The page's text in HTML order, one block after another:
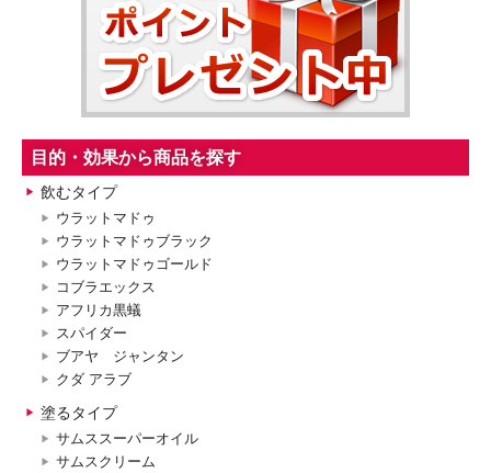
目的・効果から商品を探す
飲むタイプ
ウラットマドゥ
ウラットマドゥブラック
ウラットマドゥゴールド
コブラエックス
アフリカ黒蟻
スパイダー
ブアヤ ジャンタン
クダ アラブ
塗るタイプ
サムススーパーオイル
サムスクリーム